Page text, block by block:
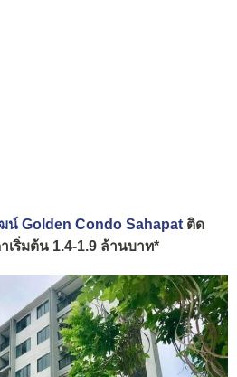
น์ Golden Condo Sahapat ติด
เริ่มต้น 1.4-1.9 ล้านบาท*